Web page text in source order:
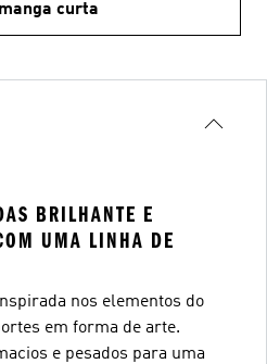
curta
BRILHANTE E
UMA LINHA DE
nos elementos do
em forma de arte.
e pesados para uma